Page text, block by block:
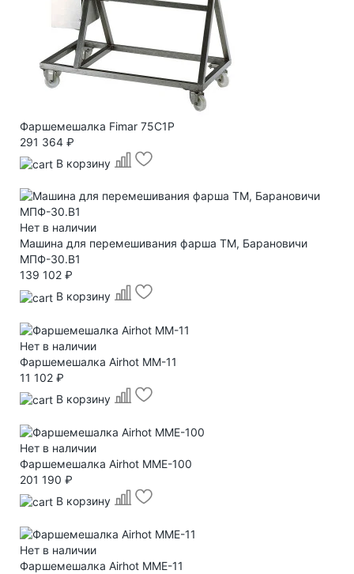
Фаршемешалка Fimar 75C1P
291 364 ₽
В корзину
Нет в наличии
Машина для перемешивания фарша ТМ, Барановичи
МПФ-30.В1
139 102 ₽
В корзину
Нет в наличии
Фаршемешалка Airhot MM-11
11 102 ₽
В корзину
Нет в наличии
Фаршемешалка Airhot MME-100
201 190 ₽
В корзину
Нет в наличии
Фаршемешалка Airhot MME-11